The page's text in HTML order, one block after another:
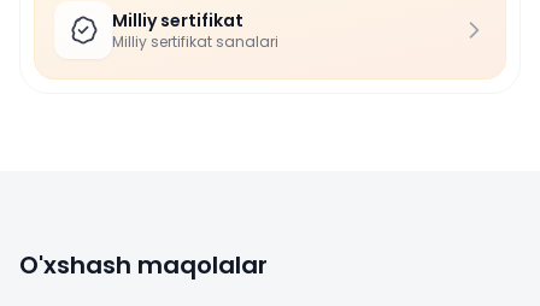
Milliy sertifikat
Milliy sertifikat sanalari
O'xshash maqolalar